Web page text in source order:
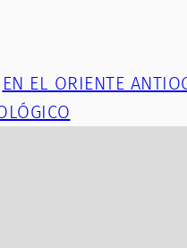
EN EL ORIENTE